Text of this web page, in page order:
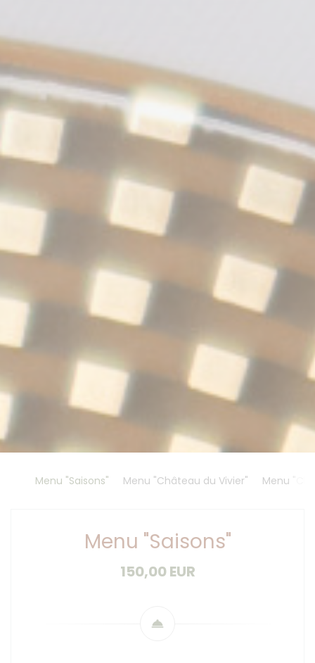
Menu "Saisons" Menu "Château du Vivier" Menu
Menu "Saisons"
150,00 EUR